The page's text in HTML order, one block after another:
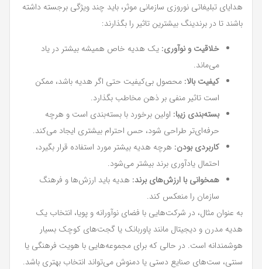
هدایای تبلیغاتی نوروزی سازمانی موثر، باید چند ویژگی برجسته داشته
باشند تا در برندینگ بیشترین تاثیر را بگذارند:
خلاقیت و نوآوری: یک هدیه خاص همیشه بیشتر در یاد
می‌ماند.
کیفیت بالا: محصول بی‌کیفیت حتی اگر هدیه باشد، ممکن
است تاثیر منفی بر ذهن مخاطب بگذارد.
بسته‌بندی زیبا: اولین برخورد با بسته‌بندی است و هرچه
حرفه‌ای‌تر طراحی شود، حس احترام بیشتری ایجاد می‌کند.
کاربردی بودن: هرچه هدیه بیشتر مورد استفاده قرار بگیرد،
احتمال یادآوری برند بیشتر می‌شود.
همخوانی با ارزش‌های برند: هدیه باید ارزش‌ها و فرهنگ
سازمان را منعکس کند.
به عنوان مثال، در شرکت‌هایی با فضای نوآورانه و پویا، انتخاب یک
هدیه مدرن و دیجیتال مانند پاوربانک یا گجت‌های کوچک بسیار
هوشمندانه است. در حالی که برای مجموعه‌هایی با هویت فرهنگی یا
سنتی، ست‌های صنایع دستی یا دمنوش می‌تواند انتخاب بهتری باشد.